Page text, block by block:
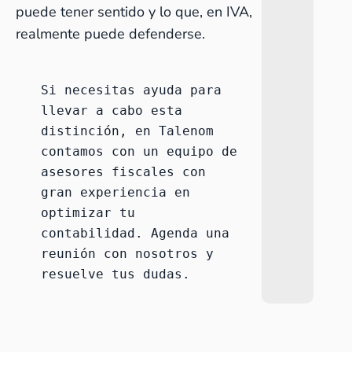
puede tener sentido y lo que, en IVA,
realmente puede defenderse.
Si necesitas ayuda para
llevar a cabo esta
distinción, en Talenom
contamos con un equipo de
asesores fiscales con
gran experiencia en
optimizar tu
contabilidad. Agenda una
reunión con nosotros
y
resuelve tus dudas.